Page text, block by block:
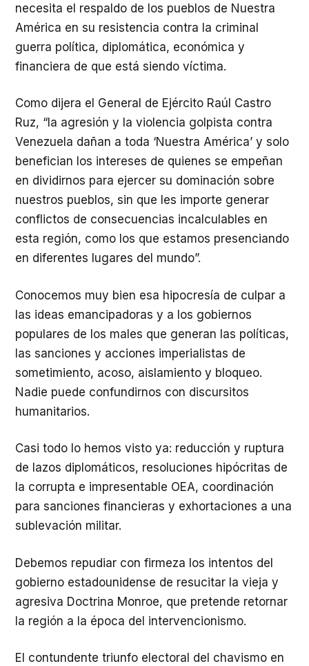
necesita el respaldo de los pueblos de Nuestra
América en su resistencia contra la criminal
guerra política, diplomática, económica y
financiera de que está siendo víctima.
Como dijera el General de Ejército Raúl Castro
Ruz, “la agresión y la violencia golpista contra
Venezuela dañan a toda ‘Nuestra América’ y solo
benefician los intereses de quienes se empeñan
en dividirnos para ejercer su dominación sobre
nuestros pueblos, sin que les importe generar
conflictos de consecuencias incalculables en
esta región, como los que estamos presenciando
en diferentes lugares del mundo”.
Conocemos muy bien esa hipocresía de culpar a
las ideas emancipadoras y a los gobiernos
populares de los males que generan las políticas,
las sanciones y acciones imperialistas de
sometimiento, acoso, aislamiento y bloqueo.
Nadie puede confundirnos con discursitos
humanitarios.
Casi todo lo hemos visto ya: reducción y ruptura
de lazos diplomáticos, resoluciones hipócritas de
la corrupta e impresentable OEA, coordinación
para sanciones financieras y exhortaciones a una
sublevación militar.
Debemos repudiar con firmeza los intentos del
gobierno estadounidense de resucitar la vieja y
agresiva Doctrina Monroe, que pretende retornar
la región a la época del intervencionismo.
El contundente triunfo electoral del chavismo en